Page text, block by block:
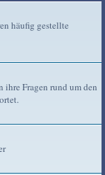
häufig gestellte
ihre Fragen rund um den